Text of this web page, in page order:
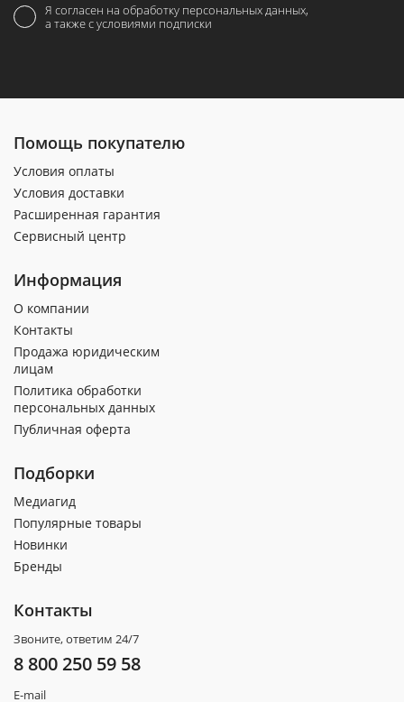
Я согласен на обработку персональных данных,
а также с условиями подписки
Помощь покупателю
Условия оплаты
Условия доставки
Расширенная гарантия
Сервисный центр
Информация
О компании
Контакты
Продажа юридическим
лицам
Политика обработки
персональных данных
Публичная оферта
Подборки
Медиагид
Популярные товары
Новинки
Бренды
Контакты
Звоните, ответим 24/7
8 800 250 59 58
E-mail